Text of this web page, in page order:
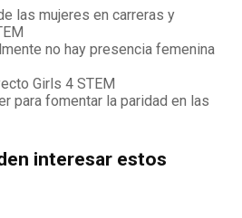
las mujeres en carreras y
no hay presencia femenina
Girls 4 STEM
para fomentar la paridad en las
interesar estos